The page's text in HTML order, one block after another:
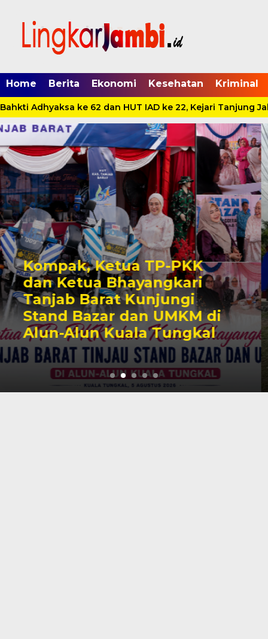
Home Berita Ekonomi Kesehatan Kriminal
Adhyaksa ke 62 dan HUT IAD ke 22, Kejari Tanjung
Pertamina EP Jambi
Imbau Masyarakat Tidak
Beraktivitas di Atas Jalur
Pipa Migas Demi
Keselamatan Bersam